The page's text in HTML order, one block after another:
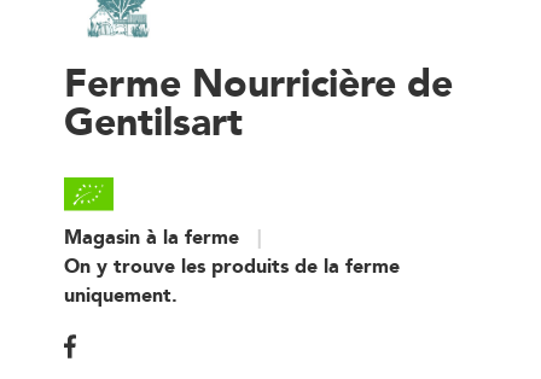
Ferme Nourricière de
Gentilsart
Magasin à la ferme
On y trouve les produits de la ferme
uniquement.